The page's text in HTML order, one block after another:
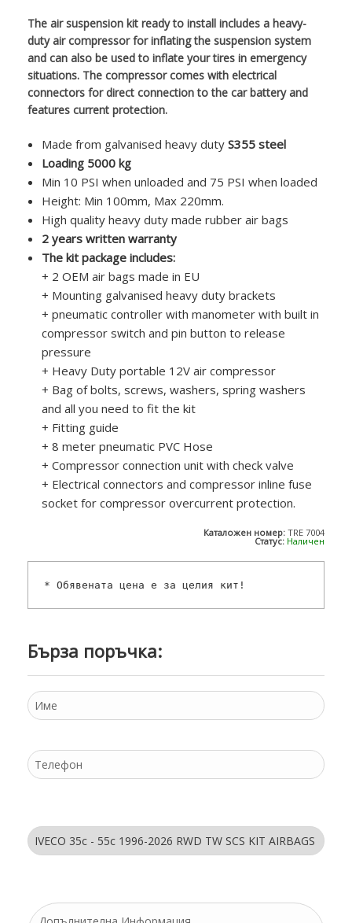
The air suspension kit ready to install includes a heavy-
duty air compressor for inflating the suspension system
and can also be used to inflate your tires in emergency
situations. The compressor comes with electrical
connectors for direct connection to the car battery and
features current protection.
Made from galvanised heavy duty S355 steel
Loading 5000 kg
Min 10 PSI when unloaded and 75 PSI when loaded
Height: Min 100mm, Max 220mm.
High quality heavy duty made rubber air bags
2 years written warranty
The kit package includes:
+ 2 OEM air bags made in EU
+ Mounting galvanised heavy duty brackets
+ pneumatic controller with manometer with built in
compressor switch and pin button to release
pressure
+ Heavy Duty portable 12V air compressor
+ Bag of bolts, screws, washers, spring washers
and all you need to fit the kit
+ Fitting guide
+ 8 meter pneumatic PVC Hose
+ Compressor connection unit with check valve
+ Electrical connectors and compressor inline fuse
socket for compressor overcurrent protection.
Каталожен номер: TRE 7004
Статус: Наличен
* Обявената цена е за целия кит!
Бърза поръчка: